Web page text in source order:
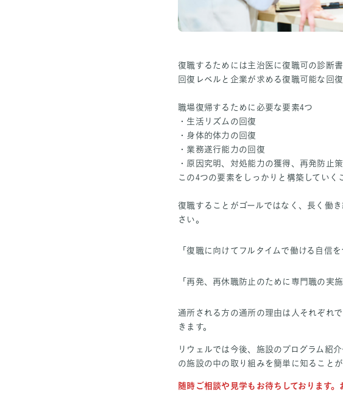
復職するためには主治医に復職可の診断
回復レベルと企業が求める復職可能な回
職場復帰するために必要な要素4つ
・生活リズムの回復
・身体的体力の回復
・業務遂行能力の回復
・原因究明、対処能力の獲得、再発防止策
この4つの要素をしっかりと構築していく
復職することがゴールではなく、長く働
さい。
「復職に向けてフルタイムで働ける自信を
「再発、再休職防止のために専門職の実
通所される方の通所の理由は人それぞれ
きます。
リウェルでは今後、施設のプログラム紹
の施設の中の取り組みを簡単に知ること
随時ご相談や見学もお待ちしております